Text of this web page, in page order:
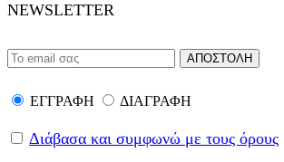
NEWSLETTER
ΕΓΓΡΑΦΗ ΔΙΑΓΡΑΦΗ
Διάβασα και συμφωνώ με τους όρους